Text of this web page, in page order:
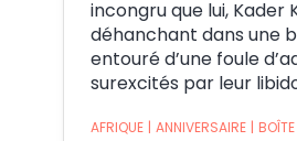
incongru que lui, Kader
déhanchant dans une
entouré d’une foule
surexcités par leur
AFRIQUE | ANNIVERSAIRE |